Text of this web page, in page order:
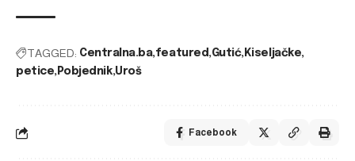
TAGGED: Centralna.ba featured Gutić Kiseljačke
petice Pobjednik Uroš
Facebook